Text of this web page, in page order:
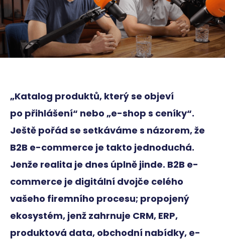
„Katalog produktů, který se objeví
po přihlášení“ nebo „e-shop s ceníky“.
Ještě pořád se setkáváme s názorem, že
B2B e-commerce je takto jednoduchá.
Jenže realita je dnes úplně jinde. B2B e-
commerce je digitální dvojče celého
vašeho firemního procesu; propojený
ekosystém, jenž zahrnuje CRM, ERP,
produktová data, obchodní nabídky, e-